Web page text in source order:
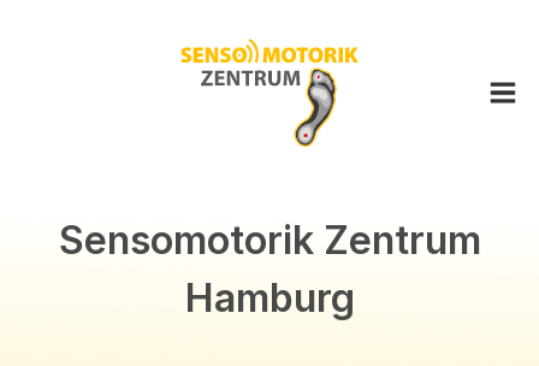
Sensomotorik Zentrum
Hamburg